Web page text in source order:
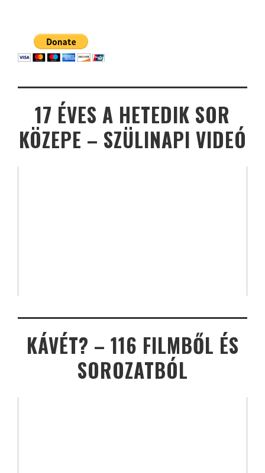
17 ÉVES A HETEDIK SOR
KÖZEPE – SZÜLINAPI VIDEÓ
KÁVÉT? – 116 FILMBŐL ÉS
SOROZATBÓL